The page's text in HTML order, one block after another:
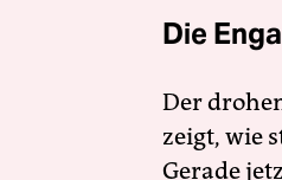
Die
Der
zeigt, wie
Gerade